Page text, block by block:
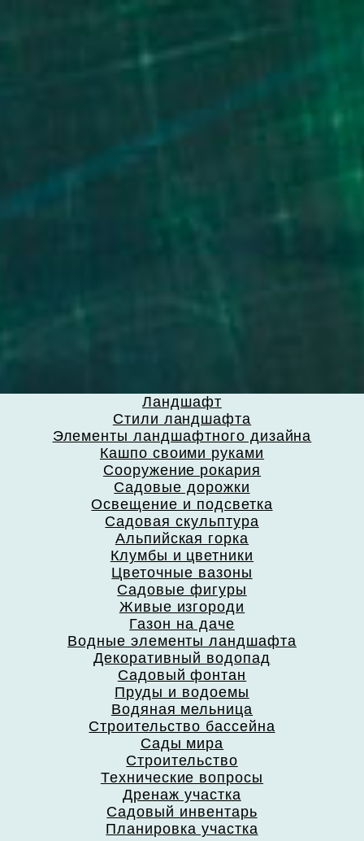
Ландшафт
Стили ландшафта
Элементы ландшафтного дизайна
Кашпо своими руками
Сооружение рокария
Садовые дорожки
Освещение и подсветка
Садовая скульптура
Альпийская горка
Клумбы и цветники
Цветочные вазоны
Садовые фигуры
Живые изгороди
Газон на даче
Водные элементы ландшафта
Декоративный водопад
Садовый фонтан
Пруды и водоемы
Водяная мельница
Строительство бассейна
Сады мира
Строительство
Технические вопросы
Дренаж участка
Садовый инвентарь
Планировка участка